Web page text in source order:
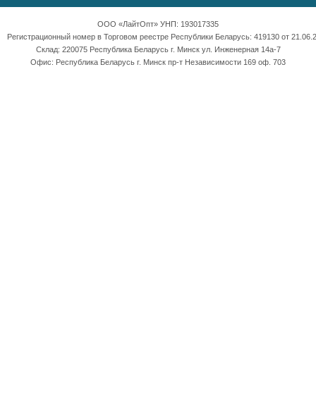
ООО «ЛайтОпт» УНП: 193017335
Регистрационный номер в Торговом реестре Республики Беларусь: 419130 от
Склад: 220075 Республика Беларусь г. Минск ул. Инженерная 14а-7
Офис: Республика Беларусь г. Минск пр-т Независимости 169 оф. 703